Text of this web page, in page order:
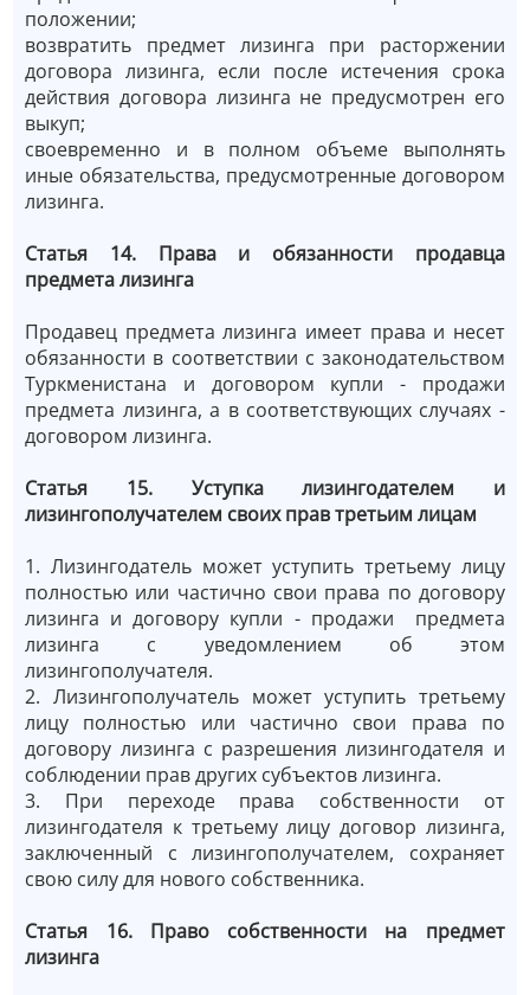
положении;
возвратить предмет лизинга при расторжении
договора лизинга, если после истечения срока
действия договора лизинга не предусмотрен его
выкуп;
своевременно и в полном объеме выполнять
иные обязательства, предусмотренные договором
лизинга.
Статья 14. Права и обязанности продавца
предмета лизинга
Продавец предмета лизинга имеет права и несет
обязанности в соответствии с законодательством
Туркменистана и договором купли - продажи
предмета лизинга, а в соответствующих случаях -
договором лизинга.
Статья 15. Уступка лизингодателем и
лизингополучателем своих прав третьим лицам
1. Лизингодатель может уступить третьему лицу
полностью или частично свои права по договору
лизинга и договору купли - продажи предмета
лизинга с уведомлением об этом
лизингополучателя.
2. Лизингополучатель может уступить третьему
лицу полностью или частично свои права по
договору лизинга с разрешения лизингодателя и
соблюдении прав других субъектов лизинга.
3. При переходе права собственности от
лизингодателя к третьему лицу договор лизинга,
заключенный с лизингополучателем, сохраняет
свою силу для нового собственника.
Статья 16. Право собственности на предмет
лизинга